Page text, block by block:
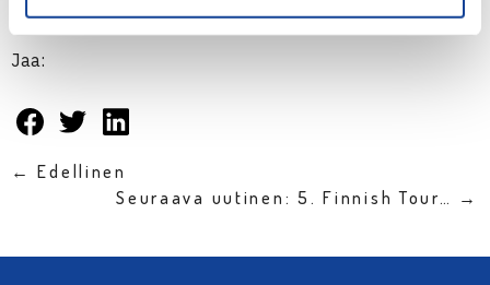
Jaa:
← Edellinen
Seuraava uutinen: 5. Finnish Tour… →